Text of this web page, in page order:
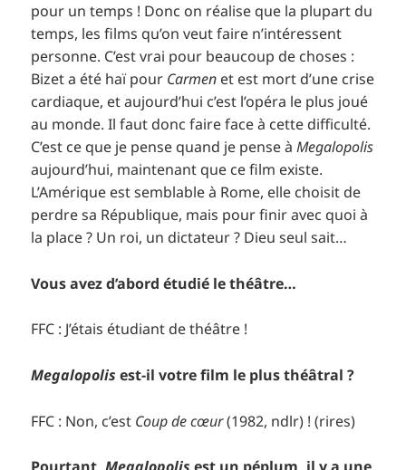
pour un temps ! Donc on réalise que la plupart du
temps, les films qu’on veut faire n’intéressent
personne. C’est vrai pour beaucoup de choses :
Bizet a été haï pour Carmen et est mort d’une crise
cardiaque, et aujourd’hui c’est l’opéra le plus joué
au monde. Il faut donc faire face à cette difficulté.
C’est ce que je pense quand je pense àMegalopolis
aujourd’hui, maintenant que ce film existe.
L’Amérique est semblable à Rome, elle choisit de
perdre sa République, mais pour finir avec quoi à
la place ? Un roi, un dictateur ? Dieu seul sait…
Vous avez d’abord étudié le théâtre…
FFC : J’étais étudiant de théâtre !
Megalopolis est-il votre film le plus théâtral ?
FFC : Non, c’est Coup de cœur(1982, ndlr) ! (rires)